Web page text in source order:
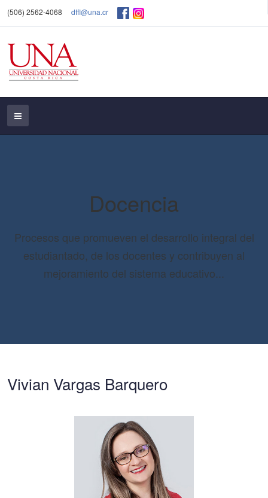
(506) 2562-4068 dffl@una.cr
Docencia
Procesos que promueven el desarrollo integral del
estudiantado, de los docentes y contribuyen al
mejoramiento del sistema educativo...
Vivian Vargas Barquero